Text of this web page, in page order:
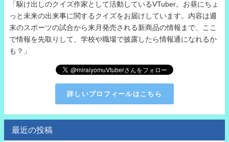
「駆け出しのクイズ作家として活動しているVTuber。お昼にちょ
っと未来の出来事に関するクイズをお届けしています。内容は週
末のスポーツの試合から来月発売される新商品の情報まで、ここ
で情報を先取りして、学校や職場で披露したら情報通になれるか
も？」
詳しいプロフィールはこちら
最近の投稿